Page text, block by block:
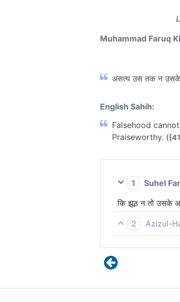
L
Muhammad Faruq
असत्य उस तक न उसके
English Sahih:
Falsehood
Praiseworthy. (
1
Suhel
कि झूठ न तो उसके
2
Azizul-